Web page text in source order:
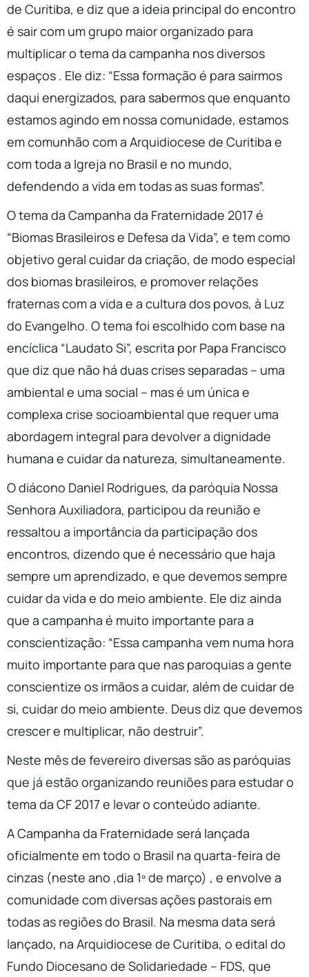
de Curitiba, e diz que a ideia principal do encontro
é sair com um grupo maior organizado para
multiplicar o tema da campanha nos diversos
espaços . Ele diz: “Essa formação é para sairmos
daqui energizados, para sabermos que enquanto
estamos agindo em nossa comunidade, estamos
em comunhão com a Arquidiocese de Curitiba e
com toda a Igreja no Brasil e no mundo,
defendendo a vida em todas as suas formas”.
O tema da Campanha da Fraternidade 2017 é
“Biomas Brasileiros e Defesa da Vida”, e tem como
objetivo geral cuidar da criação, de modo especial
dos biomas brasileiros, e promover relações
fraternas com a vida e a cultura dos povos, à Luz
do Evangelho. O tema foi escolhido com base na
encíclica “Laudato Si”, escrita por Papa Francisco
que diz que não há duas crises separadas – uma
ambiental e uma social – mas é um única e
complexa crise socioambiental que requer uma
abordagem integral para devolver a dignidade
humana e cuidar da natureza, simultaneamente.
O diácono Daniel Rodrigues, da paróquia Nossa
Senhora Auxiliadora, participou da reunião e
ressaltou a importância da participação dos
encontros, dizendo que é necessário que haja
sempre um aprendizado, e que devemos sempre
cuidar da vida e do meio ambiente. Ele diz ainda
que a campanha é muito importante para a
conscientização: “Essa campanha vem numa hora
muito importante para que nas paroquias a gente
conscientize os irmãos a cuidar, além de cuidar de
si, cuidar do meio ambiente. Deus diz que devemos
crescer e multiplicar, não destruir”.
Neste mês de fevereiro diversas são as paróquias
que já estão organizando reuniões para estudar o
tema da CF 2017 e levar o conteúdo adiante.
A Campanha da Fraternidade será lançada
oficialmente em todo o Brasil na quarta-feira de
cinzas (neste ano ,dia 1º de março) , e envolve a
comunidade com diversas ações pastorais em
todas as regiões do Brasil. Na mesma data será
lançado, na Arquidiocese de Curitiba, o edital do
Fundo Diocesano de Solidariedade – FDS, que